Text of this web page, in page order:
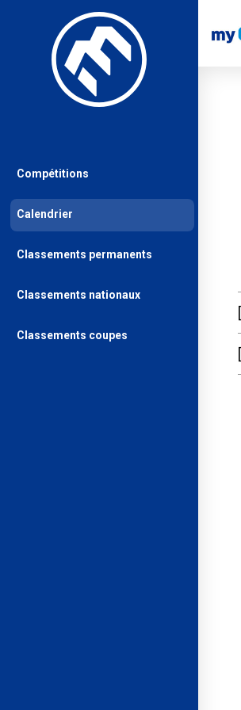
Compétitions
Calendrier
Classements permanents
Classements nationaux
Classements coupes